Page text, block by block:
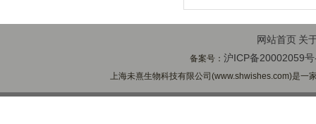
网站首页 关
备案号：沪ICP备20002059
上海未熹生物科技有限公司(www.shwishes.com)是一